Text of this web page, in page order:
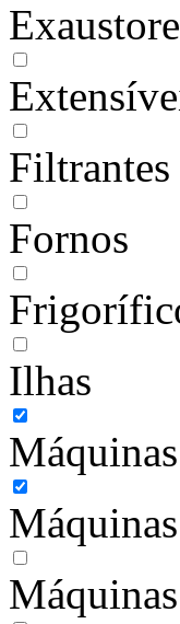
Filtrantes
Fornos
Ilhas